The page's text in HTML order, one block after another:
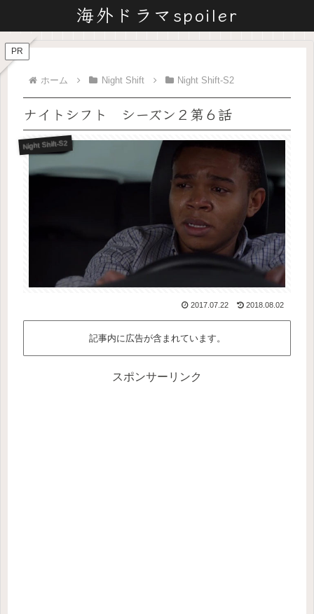
海外ドラマspoiler
PR
ホーム Night Shift Night Shift-S2
ナイトシフト シーズン２第６話
Night Shift-S2
2017.07.22 2018.08.02
記事内に広告が含まれています。
スポンサーリンク